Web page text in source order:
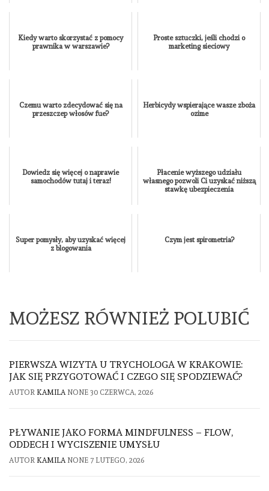
Kiedy warto skorzystać z pomocy
prawnika w warszawie?
Proste sztuczki, jeśli chodzi o
marketing sieciowy
Czemu warto zdecydować się na
przeszczep włosów fue?
Herbicydy wspierające wasze zboża
ozime
Dowiedz się więcej o naprawie
samochodów tutaj i teraz!
Płacenie wyższego udziału
własnego pozwoli Ci uzyskać niższą
stawkę ubezpieczenia
Super pomysły, aby uzyskać więcej
z blogowania
Czym jest spirometria?
MOŻESZ RÓWNIEŻ POLUBIĆ
PIERWSZA WIZYTA U TRYCHOLOGA W KRAKOWIE:
JAK SIĘ PRZYGOTOWAĆ I CZEGO SIĘ SPODZIEWAĆ?
AUTOR KAMILA NONE 30 CZERWCA, 2026
PŁYWANIE JAKO FORMA MINDFULNESS – FLOW,
ODDECH I WYCISZENIE UMYSŁU
AUTOR KAMILA NONE 7 LUTEGO, 2026